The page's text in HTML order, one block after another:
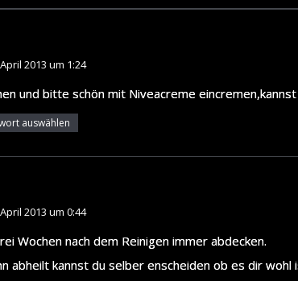
2013 um 1:24
und bitte schön mit Niveacreme
auswählen
2013 um 0:44
Wochen nach dem Reinigen immer abdecken.
abheilt kannst du selber enscheiden ob es dir wohl